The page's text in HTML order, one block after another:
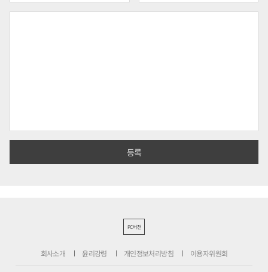
PC버전
회사소개 윤리강령 개인정보처리방침 이용자위원회